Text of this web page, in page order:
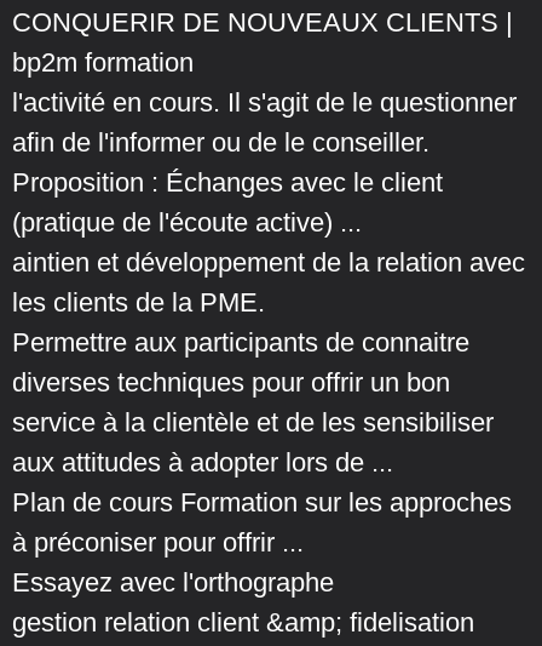
CONQUERIR DE NOUVEAUX CLIENTS |
bp2m formation
l'activité en cours. Il s'agit de le questionner
afin de l'informer ou de le conseiller.
Proposition : Échanges avec le client
(pratique de l'écoute active) ...
aintien et développement de la relation avec
les clients de la PME.
Permettre aux participants de connaitre
diverses techniques pour offrir un bon
service à la clientèle et de les sensibiliser
aux attitudes à adopter lors de ...
Plan de cours Formation sur les approches
à préconiser pour offrir ...
Essayez avec l'orthographe
gestion relation client &amp; fidelisation